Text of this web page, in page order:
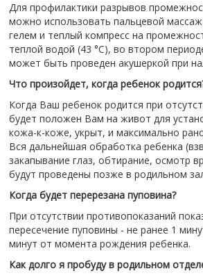
Для профилактики разрывов
можно использовать пальцевой
гелем и теплый компресс на
теплой водой (43 °C), во втором
может быть проведен акушеркой при
Что произойдет, когда ребенок
Когда Ваш ребенок родится при
будет положен Вам на живот для
кожа-к-коже, укрыт, и максимально
Вся дальнейшая обработка ребенка
закапывание глаз, обтирание, осмотр
будут проведены позже в родильном
Когда будет перерезана пуповина?
При отсутствии противопоказаний
пересечение пуповины - не ранее 1
минут от момента рождения ребенка.
Как долго я пробуду в родильном